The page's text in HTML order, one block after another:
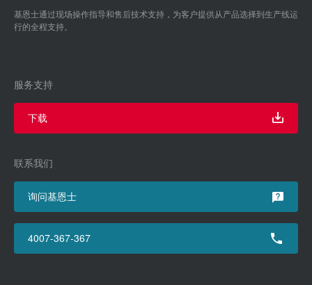
基恩士通过现场操作指导和售后技术支持，为客户提供从产品选择到生产线运
行的全程支持。
服务支持
下载
联系我们
询问基恩士
4007-367-367